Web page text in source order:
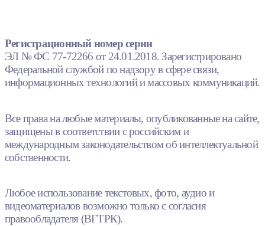
Регистрационный номер серии
ЭЛ № ФС 77-72266 от 24.01.2018. Зарегистрировано
Федеральной службой по надзору в сфере связи,
информационных технологий и массовых коммуникаций.
Все права на любые материалы, опубликованные на сайте,
защищены в соответствии с российским и
международным законодательством об интеллектуальной
собственности.
Любое использование текстовых, фото, аудио и
видеоматериалов возможно только с согласия
правообладателя (ВГТРК).